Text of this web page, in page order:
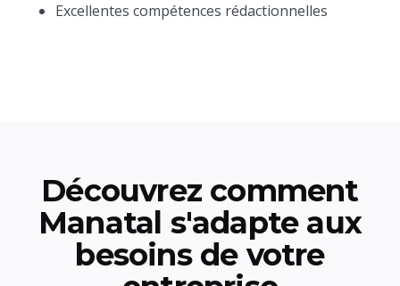
Excellentes compétences rédactionnelles
Découvrez comment
Manatal s'adapte aux
besoins de votre